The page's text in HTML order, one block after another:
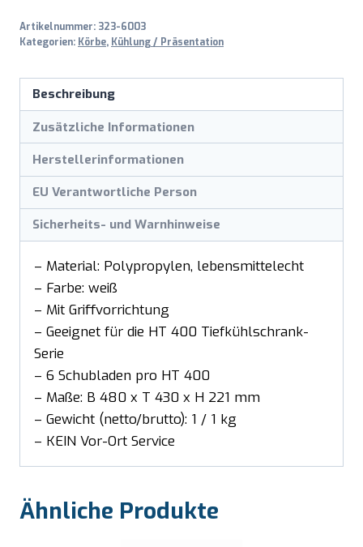
Artikelnummer: 323-6003
Kategorien: Körbe, Kühlung / Präsentation
Beschreibung
Zusätzliche Informationen
Herstellerinformationen
EU Verantwortliche Person
Sicherheits- und Warnhinweise
– Material: Polypropylen, lebensmittelecht
– Farbe: weiß
– Mit Griffvorrichtung
– Geeignet für die HT 400 Tiefkühlschrank-
Serie
– 6 Schubladen pro HT 400
– Maße: B 480 x T 430 x H 221 mm
– Gewicht (netto/brutto): 1 / 1 kg
– KEIN Vor-Ort Service
Ähnliche Produkte